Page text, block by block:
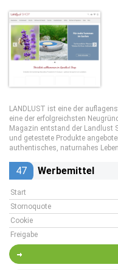
LANDLUST ist eine der
eine der erfolgreichsten
Magazin entstand der Landlust
und getestete Produkte
authentisches, naturnahes
47 Werbemittel
Start
Stornoquote
Cookie
Freigabe